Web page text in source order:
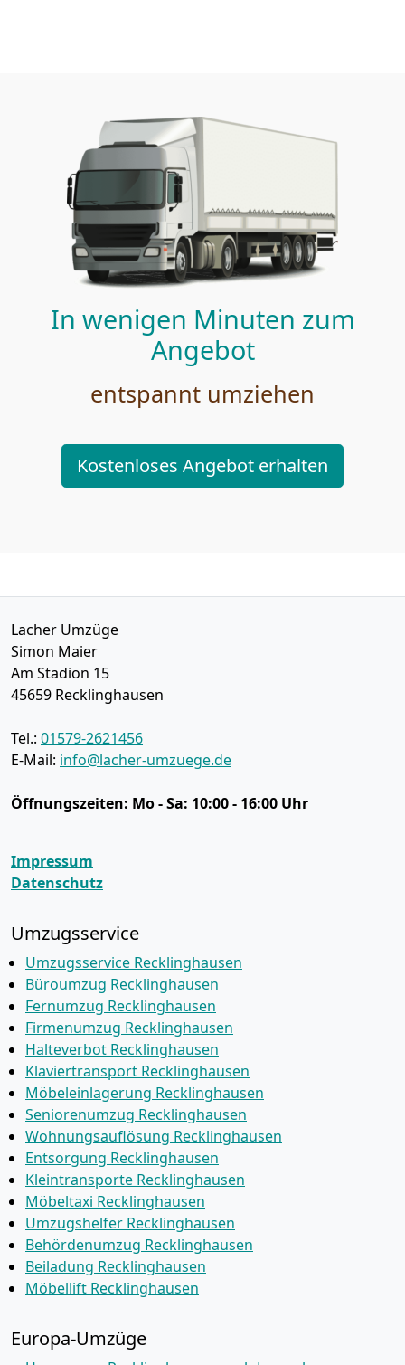
In wenigen Minuten zum
Angebot
entspannt umziehen
Kostenloses Angebot erhalten
Lacher Umzüge
Simon Maier
Am Stadion 15
45659 Recklinghausen
Tel.: 01579-2621456
E-Mail: info@lacher-umzuege.de
Öffnungszeiten: Mo - Sa: 10:00 - 16:00 Uhr
Impressum
Datenschutz
Umzugsservice
Umzugsservice Recklinghausen
Büroumzug Recklinghausen
Fernumzug Recklinghausen
Firmenumzug Recklinghausen
Halteverbot Recklinghausen
Klaviertransport Recklinghausen
Möbeleinlagerung Recklinghausen
Seniorenumzug Recklinghausen
Wohnungsauflösung Recklinghausen
Entsorgung Recklinghausen
Kleintransporte Recklinghausen
Möbeltaxi Recklinghausen
Umzugshelfer Recklinghausen
Behördenumzug Recklinghausen
Beiladung Recklinghausen
Möbellift Recklinghausen
Europa-Umzüge